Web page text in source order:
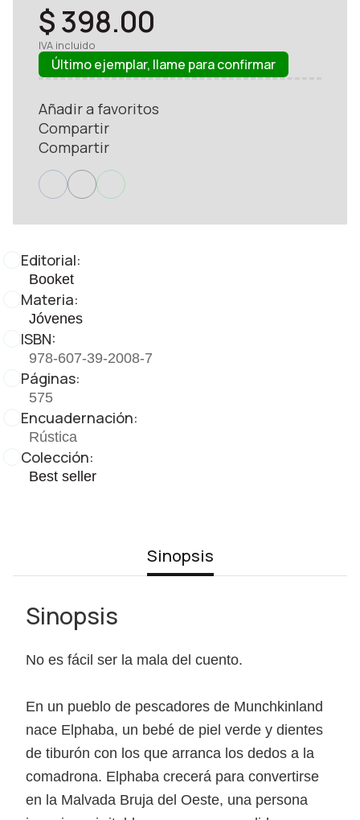
Editorial:
Booket
Materia:
Jóvenes
ISBN:
978-607-39-2008-7
Páginas:
575
Encuadernación:
Rústica
Colección:
Best seller
$ 398.00
IVA incluido
Último ejemplar, llame para confirmar
Añadir a favoritos
Compartir
Compartir
Sinopsis
Sinopsis
No es fácil ser la mala del cuento.
En un pueblo de pescadores de Munchkinland
nace Elphaba, un bebé de piel verde y dientes
de tiburón con los que arranca los dedos a la
comadrona. Elphaba crecerá para convertirse
en la Malvada Bruja del Oeste, una persona